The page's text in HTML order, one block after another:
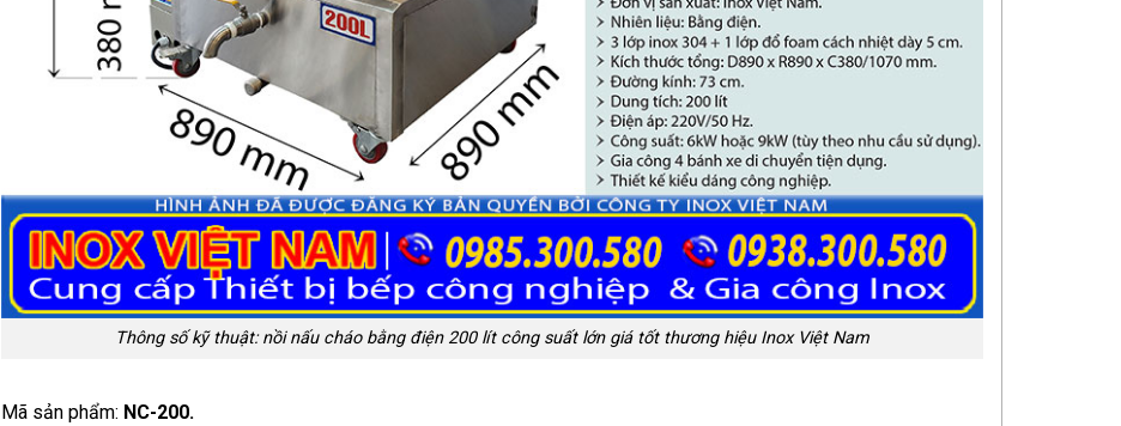
Thông số kỹ thuật: nồi nấu cháo bằng điện 200 lít công suất lớn giá tốt thương hiệu Inox Việt Nam
Mã sản phẩm: NC-200.